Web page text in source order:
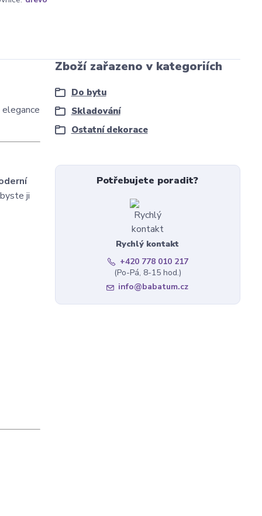
ji
Zboží zařazeno v kategoriích
Do bytu
Skladování
Ostatní dekorace
Potřebujete poradit?
Rychlý kontakt
+420 778 010 217
(Po-Pá, 8-15 hod.)
info@babatum.cz